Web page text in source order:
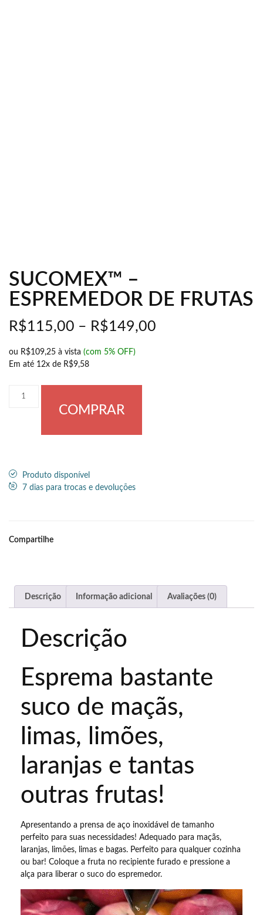
SUCOMEX™ –
ESPREMEDOR DE FRUTAS
R$115,00 – R$149,00
ou R$109,25 à vista (com 5% OFF)
Em até 12x de R$9,58
COMPRAR
Produto disponível
7 dias para trocas e devoluções
Compartilhe
Descrição Informação adicional Avaliações (0)
Descrição
Esprema bastante
suco de maçãs,
limas, limões,
laranjas e tantas
outras frutas!
Apresentando a prensa de aço inoxidável de tamanho
perfeito para suas necessidades! Adequado para maçãs,
laranjas, limões, limas e bagas. Perfeito para qualquer cozinha
ou bar! Coloque a fruta no recipiente furado e pressione a
alça para liberar o suco do espremedor.